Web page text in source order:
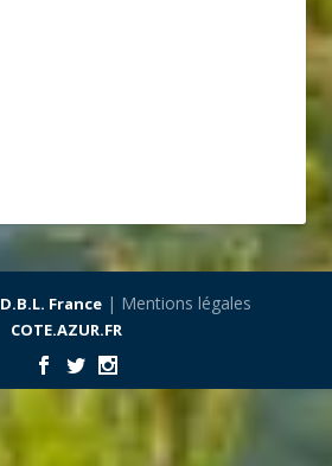
D.B.L. France| Mentions légales
COTE.AZUR.FR